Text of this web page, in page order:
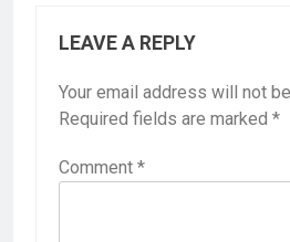
LEAVE A REPLY
Your email address will not
Required fields are marked *
Comment *